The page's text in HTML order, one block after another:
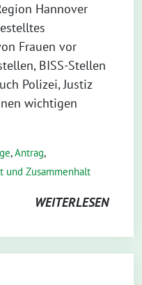
Hannover
Frauen vor
BISS-Stellen
Polizei, Justiz
wichtigen
,Antrag,
und Zusammenhalt
WEITERLESEN